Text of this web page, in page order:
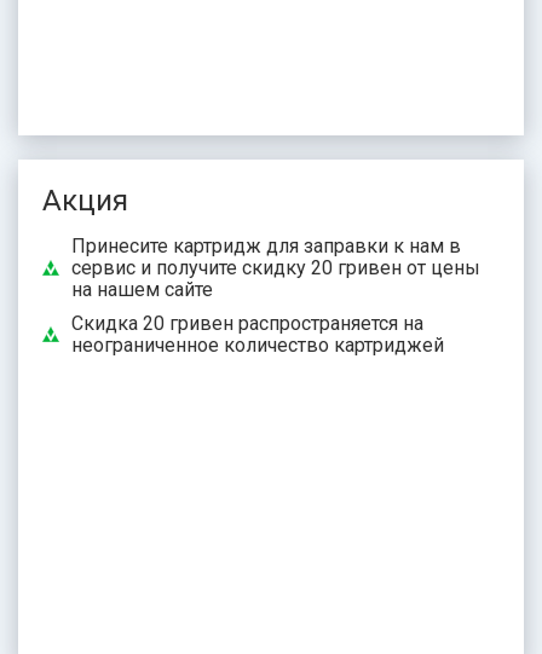
Акция
Принесите картридж для заправки к нам в
сервис и получите скидку 20 гривен от цены
на нашем сайте
Скидка 20 гривен распространяется на
неограниченное количество картриджей